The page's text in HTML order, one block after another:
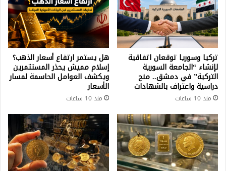
تركيا وسوريا توقعان اتفاقية
لإنشاء “الجامعة السورية
التركية” في دمشق.. منح
دراسية واعتراف بالشهادات
منذ 10 ساعات
هل يستمر ارتفاع أسعار الذهب؟
إسلام مميش يحذر المستثمرين
ويكشف العوامل الحاسمة لمسار
الأسعار
منذ 10 ساعات